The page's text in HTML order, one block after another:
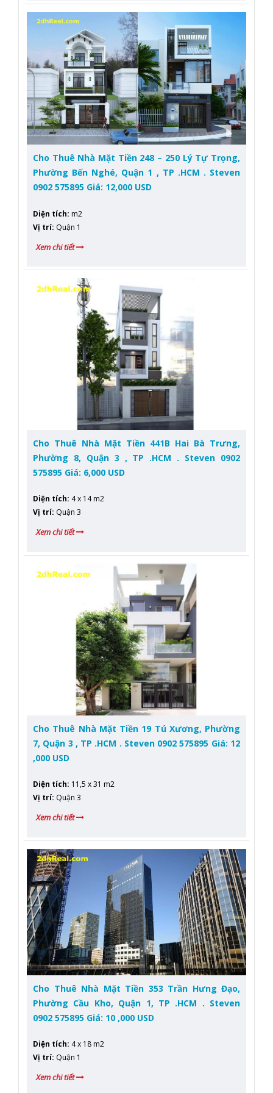
Cho Thuê Nhà Mặt Tiền 248 – 250 Lý Tự Trọng,
Phường Bến Nghé, Quận 1 , TP .HCM . Steven
0902 575895 Giá: 12,000 USD
Diện tích: m2
Vị trí: Quận 1
Xem chi tiết
Cho Thuê Nhà Mặt Tiền 441B Hai Bà Trưng,
Phường 8, Quận 3 , TP .HCM . Steven 0902
575895 Giá: 6,000 USD
Diện tích: 4 x 14 m2
Vị trí: Quận 3
Xem chi tiết
Cho Thuê Nhà Mặt Tiền 19 Tú Xương, Phường
7, Quận 3 , TP .HCM . Steven 0902 575895 Giá: 12
,000 USD
Diện tích: 11,5 x 31 m2
Vị trí: Quận 3
Xem chi tiết
Cho Thuê Nhà Mặt Tiền 353 Trần Hưng Đạo,
Phường Cầu Kho, Quận 1, TP .HCM . Steven
0902 575895 Giá: 10 ,000 USD
Diện tích: 4 x 18 m2
Vị trí: Quận 1
Xem chi tiết